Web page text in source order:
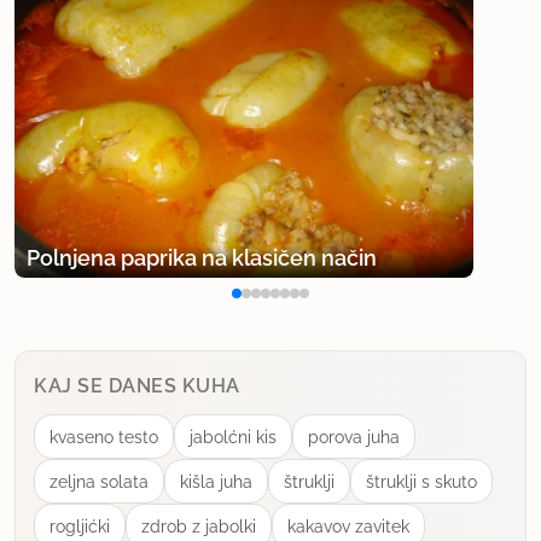
Polnjena paprika na klasičen način
KAJ SE DANES KUHA
kvaseno testo jabolćni kis porova juha
zeljna solata kišla juha štruklji štruklji s skuto
rogljićki zdrob z jabolki kakavov zavitek